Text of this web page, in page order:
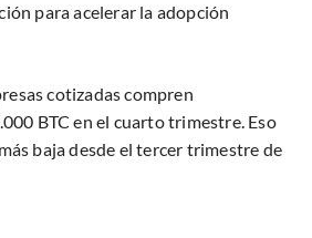
para acelerar la adopción
cotizadas compren
BTC en el cuarto trimestre. Eso
baja desde el tercer trimestre de